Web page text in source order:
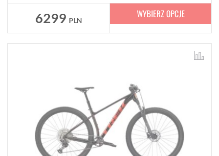
6299 PLN
WYBIERZ OPCJE